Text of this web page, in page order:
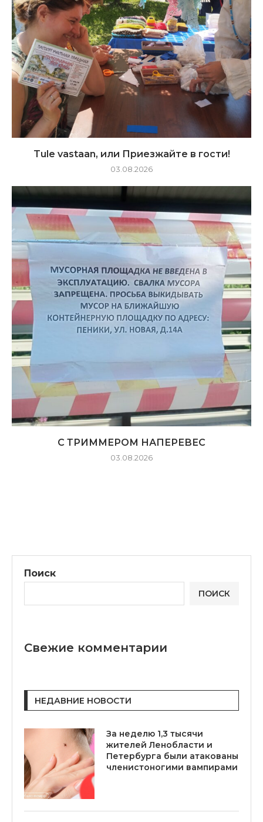
Tule vastaan, или Приезжайте в гости!
03.08.2026
С ТРИММЕРОМ НАПЕРЕВЕС
03.08.2026
Поиск
ПОИСК
Свежие комментарии
НЕДАВНИЕ НОВОСТИ
За неделю 1,3 тысячи
жителей Ленобласти и
Петербурга были атакованы
членистоногими вампирами